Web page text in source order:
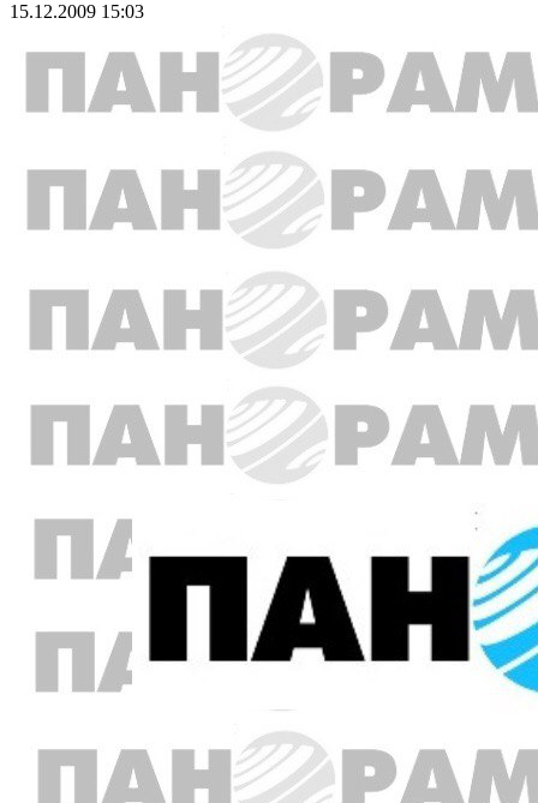
15.12.2009 15:03